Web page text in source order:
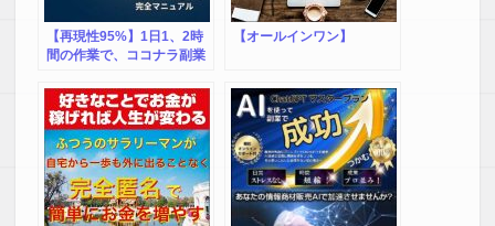
【再現性95%】1日1、2時
間の作業で、ココナラ副業
る完全マニュアル
【オールインワン】